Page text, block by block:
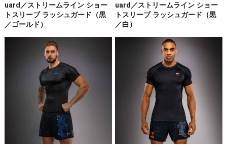
uard／ストリームライン ショー
トスリーブ ラッシュガード（黒
／ゴールド）
uard／ストリームライン ショー
トスリーブ ラッシュガード（黒
／白）